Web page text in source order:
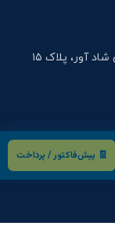
🧾 پیش‌فاکتور / پرداخت
آدرس دفتر: خیابان مقدس اردبیلی، نبش خیابان شاد آور، پلاک ۱۵